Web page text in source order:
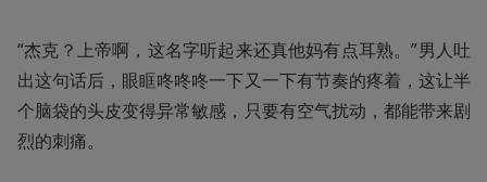
“杰克？上帝啊，这名字听起来还真他妈有点耳熟。”男人吐
出这句话后，眼眶咚咚咚一下又一下有节奏的疼着，这让半
个脑袋的头皮变得异常敏感，只要有空气扰动，都能带来剧
烈的刺痛。